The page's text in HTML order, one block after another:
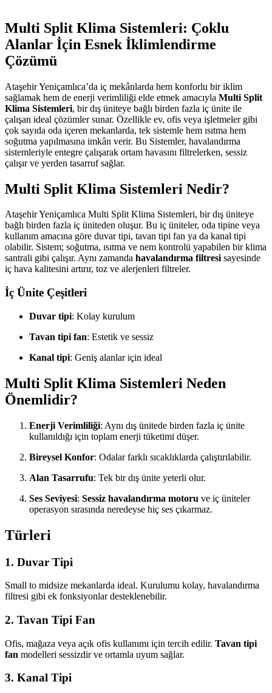
Multi Split Klima Sistemleri: Çoklu
Alanlar İçin Esnek İklimlendirme
Çözümü
Ataşehir Yeniçamlıca’da iç mekânlarda hem konforlu bir iklim
sağlamak hem de enerji verimliliği elde etmek amacıyla Multi Split
Klima Sistemleri, bir dış üniteye bağlı birden fazla iç ünite ile
çalışan ideal çözümler sunar. Özellikle ev, ofis veya işletmeler gibi
çok sayıda oda içeren mekanlarda, tek sistemle hem ısıtma hem
soğutma yapılmasına imkân verir. Bu Sistemler, havalandırma
sistemleriyle entegre çalışarak ortam havasını filtrelerken, sessiz
çalışır ve yerden tasarruf sağlar.
Multi Split Klima Sistemleri Nedir?
Ataşehir Yeniçamlıca Multi Split Klima Sistemleri, bir dış üniteye
bağlı birden fazla iç üniteden oluşur. Bu iç üniteler, oda tipine veya
kullanım amacına göre duvar tipi, tavan tipi fan ya da kanal tipi
olabilir. Sistem; soğutma, ısıtma ve nem kontrolü yapabilen bir klima
santrali gibi çalışır. Aynı zamanda havalandırma filtresisayesinde
iç hava kalitesini artırır, toz ve alerjenleri filtreler.
İç Ünite Çeşitleri
Duvar tipi: Kolay kurulum
Tavan tipi fan: Estetik ve sessiz
Kanal tipi: Geniş alanlar için ideal
Multi Split Klima Sistemleri Neden
Önemlidir?
Enerji Verimliliği: Aynı dış ünitede birden fazla iç ünite
kullanıldığı için toplam enerji tüketimi düşer.
Bireysel Konfor: Odalar farklı sıcaklıklarda çalıştırılabilir.
Alan Tasarrufu: Tek bir dış ünite yeterli olur.
Ses Seviyesi: Sessiz havalandırma motoru ve iç üniteler
operasyon sırasında neredeyse hiç ses çıkarmaz.
Türleri
1. Duvar Tipi
Small to midsize mekanlarda ideal. Kurulumu kolay, havalandırma
filtresi gibi ek fonksiyonlar desteklenebilir.
2. Tavan Tipi Fan
Ofis, mağaza veya açık ofis kullanımı için tercih edilir. Tavan tipi
fan modelleri sessizdir ve ortamla uyum sağlar.
3. Kanal Tipi